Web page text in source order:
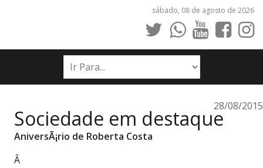
sábado, 08 de agosto de 2026
INÍCIO
NOTÍCIAS
PUBLICAÇÕES LEGAIS
28/08/2015
Sociedade em destaque
AniversÃ¡rio de Roberta Costa
Â